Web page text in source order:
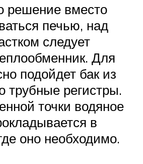
решение вместо
печью, над
следует
Для
подойдет бак из
трубные регистры.
точки водяное
в
оно необходимо.